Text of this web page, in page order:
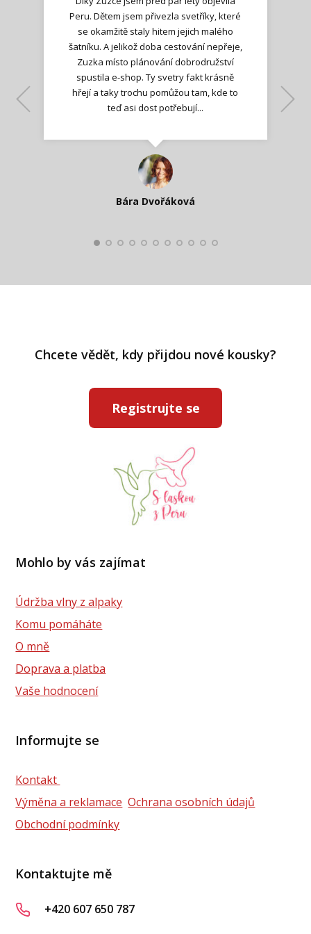
Peru. Dětem jsem přivezla svetříky, které
se okamžitě staly hitem jejich malého
šatníku. A jelikož doba cestování nepřeje,
Zuzka místo plánování dobrodružství
spustila e-shop. Ty svetry fakt krásně
hřejí a taky trochu pomůžou tam, kde to
teď asi dost potřebují...
Bára Dvořáková
Jana T.
Kateřina Veleta Štěpánová
Ilona M.
Lenka K.
Nadšená zpráva
Katka Perháčová
Smolková
Lenka K.
Chcete vědět, kdy přijdou nové kousky?
Registrujte se
Mohlo by vás zajímat
Údržba vlny z alpaky
Komu pomáháte
O mně
Doprava a platba
Vaše hodnocení
Informujte se
Kontakt
Výměna a reklamace Ochrana osobních údajů
Obchodní podmínky
Kontaktujte mě
+420 607 650 787